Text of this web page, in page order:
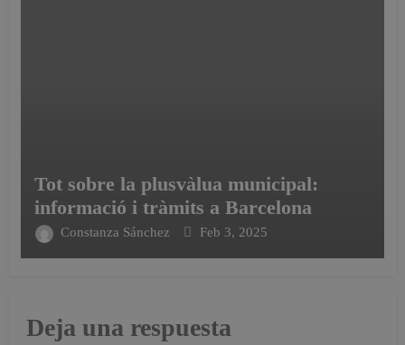
Tot sobre la plusvàlua municipal:
informació i tràmits a Barcelona
Constanza Sánchez Feb 3, 2025
Deja una respuesta